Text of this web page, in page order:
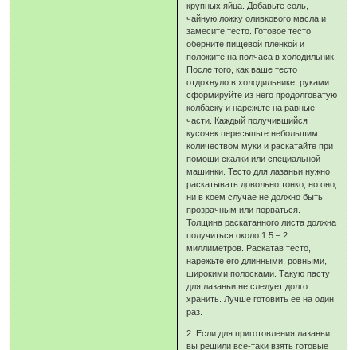
крупных яйца. Добавьте соль,
чайную ложку оливкового масла и
замесите тесто. Готовое тесто
оберните пищевой пленкой и
положите на полчаса в холодильник.
После того, как ваше тесто
отдохнуло в холодильнике, руками
сформируйте из него продолговатую
колбаску и нарежьте на равные
части. Каждый получившийся
кусочек пересыпьте небольшим
количеством муки и раскатайте при
помощи скалки или специальной
машинки. Тесто для лазаньи нужно
раскатывать довольно тонко, но оно,
ни в коем случае не должно быть
прозрачным или порваться.
Толщина раскатанного листа должна
получиться около 1.5 – 2
миллиметров. Раскатав тесто,
нарежьте его длинными, ровными,
широкими полосками. Такую пасту
для лазаньи не следует долго
хранить. Лучше готовить ее на один
раз.
2. Если для приготовления лазаньи
вы решили все-таки взять готовые